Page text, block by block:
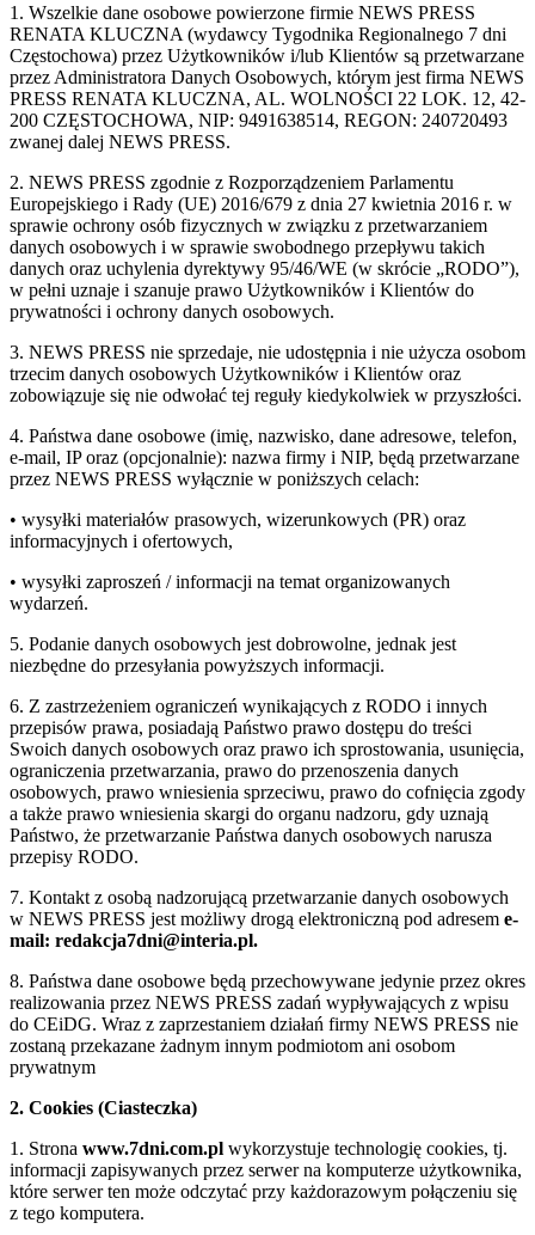
1. Wszelkie dane osobowe powierzone firmie NEWS PRESS
RENATA KLUCZNA (wydawcy Tygodnika Regionalnego 7 dni
Częstochowa) przez Użytkowników i/lub Klientów są przetwarzane
przez Administratora Danych Osobowych, którym jest firma NEWS
PRESS RENATA KLUCZNA, AL. WOLNOŚCI 22 LOK. 12, 42-
200 CZĘSTOCHOWA, NIP: 9491638514, REGON: 240720493
zwanej dalej NEWS PRESS.
2. NEWS PRESS zgodnie z Rozporządzeniem Parlamentu
Europejskiego i Rady (UE) 2016/679 z dnia 27 kwietnia 2016 r. w
sprawie ochrony osób fizycznych w związku z przetwarzaniem
danych osobowych i w sprawie swobodnego przepływu takich
danych oraz uchylenia dyrektywy 95/46/WE (w skrócie „RODO”),
w pełni uznaje i szanuje prawo Użytkowników i Klientów do
prywatności i ochrony danych osobowych.
3. NEWS PRESS nie sprzedaje, nie udostępnia i nie użycza osobom
trzecim danych osobowych Użytkowników i Klientów oraz
zobowiązuje się nie odwołać tej reguły kiedykolwiek w przyszłości.
4. Państwa dane osobowe (imię, nazwisko, dane adresowe, telefon,
e-mail, IP oraz (opcjonalnie): nazwa firmy i NIP, będą przetwarzane
przez NEWS PRESS wyłącznie w poniższych celach:
• wysyłki materiałów prasowych, wizerunkowych (PR) oraz
informacyjnych i ofertowych,
• wysyłki zaproszeń / informacji na temat organizowanych
wydarzeń.
5. Podanie danych osobowych jest dobrowolne, jednak jest
niezbędne do przesyłania powyższych informacji.
6. Z zastrzeżeniem ograniczeń wynikających z RODO i innych
przepisów prawa, posiadają Państwo prawo dostępu do treści
Swoich danych osobowych oraz prawo ich sprostowania, usunięcia,
ograniczenia przetwarzania, prawo do przenoszenia danych
osobowych, prawo wniesienia sprzeciwu, prawo do cofnięcia zgody
a także prawo wniesienia skargi do organu nadzoru, gdy uznają
Państwo, że przetwarzanie Państwa danych osobowych narusza
przepisy RODO.
7. Kontakt z osobą nadzorującą przetwarzanie danych osobowych
w NEWS PRESS jest możliwy drogą elektroniczną pod adresem e-
mail: redakcja7dni@interia.pl.
8. Państwa dane osobowe będą przechowywane jedynie przez okres
realizowania przez NEWS PRESS zadań wypływających z wpisu
do CEiDG. Wraz z zaprzestaniem działań firmy NEWS PRESS nie
zostaną przekazane żadnym innym podmiotom ani osobom
prywatnym
2. Cookies (Ciasteczka)
1. Strona www.7dni.com.pl wykorzystuje technologię cookies, tj.
informacji zapisywanych przez serwer na komputerze użytkownika,
które serwer ten może odczytać przy każdorazowym połączeniu się
z tego komputera.